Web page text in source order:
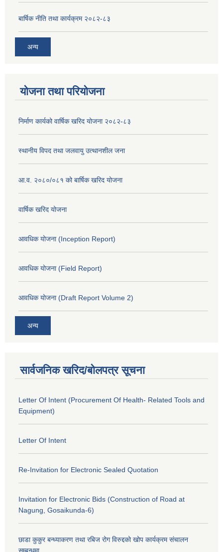
बार्षिक नीति तथा कार्यक्रम २०८२-८३
अन्य
योजना तथा परियोजना
निर्माण कार्यको वार्षिक खरिद योजना २०८२-८३
स्थानीय विपद तथा जलवायु उत्थानशील जना
आ.व. २०८०/०८१ को बार्षिक खरिद योजना
वार्षिक खरिद योजना
आवधिक योजना (Inception Report)
आवधिक योजना (Field Report)
आवधिक योजना (Draft Report Volume 2)
अन्य
सार्वजनिक खरिद/बोलपत्र सूचना
Letter Of Intent (Procurement Of Health- Related Tools and
Equipment)
Letter Of Intent
Re-Invitation for Electronic Sealed Quotation
Invitation for Electronic Bids (Construction of Road at
Nagung, Gosaikunda-6)
छाडा कुकुर बन्ध्याकरण तथा रबिज रोग विरुद्दको खोप कार्यक्रम संचालन